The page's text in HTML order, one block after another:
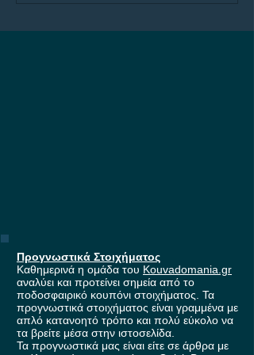
Europa League, με
Προγνωστικά Στοιχήματος
Καθημερινά η ομάδα του Kouvadomania.gr
αναλύει και προτείνει σημεία από το
ποδοσφαιρικό κουπόνι στοιχήματος. Τα
προγνωστικά στοιχήματος είναι γραμμένα με
απλό κατανοητό τρόπο και πολύ εύκολο να
τα βρείτε μέσα στην ιστοσελίδα.
Τα προγνωστικά μας είναι είτε σε άρθρα με